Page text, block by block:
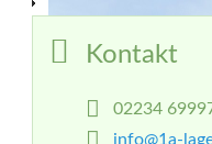
Kontakt
02234
info@1a-